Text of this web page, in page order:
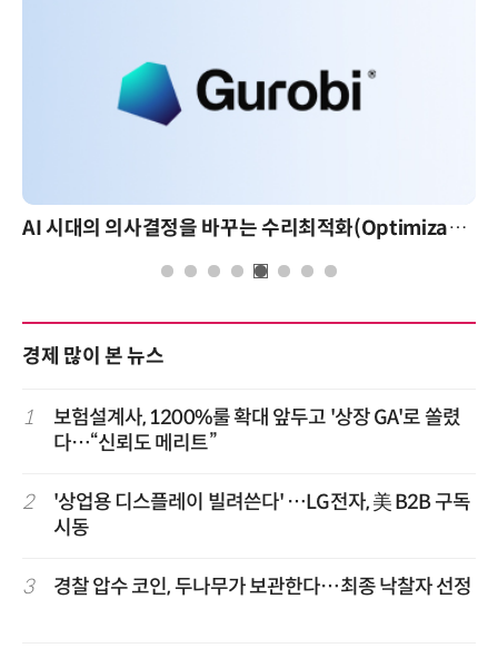
AI 시대의 의사결정을 바꾸는 수리최적화(Optimization): 실제 산업 적용 사례와 활용 전략
경제 많이 본 뉴스
1
보험설계사, 1200%룰 확대 앞두고 '상장 GA'로 쏠렸
다…“신뢰도 메리트”
2
'상업용 디스플레이 빌려쓴다' …LG전자, 美 B2B 구독
시동
3 경찰 압수 코인, 두나무가 보관한다…최종 낙찰자 선정